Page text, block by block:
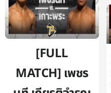
[FULL
MATCH] เพชร